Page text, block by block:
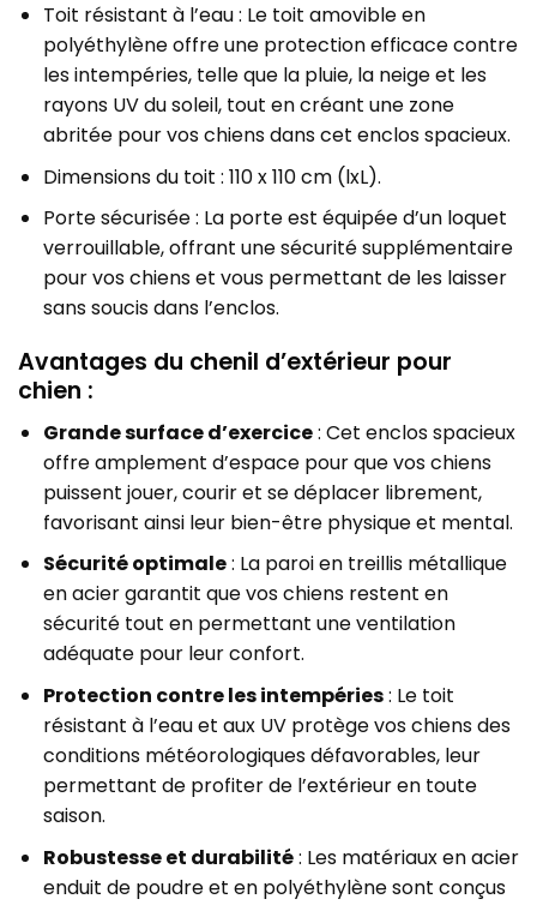
Toit résistant à l’eau : Le toit amovible en
polyéthylène offre une protection efficace contre
les intempéries, telle que la pluie, la neige et les
rayons UV du soleil, tout en créant une zone
abritée pour vos chiens dans cet enclos spacieux.
Dimensions du toit : 110 x 110 cm (lxL).
Porte sécurisée : La porte est équipée d’un loquet
verrouillable, offrant une sécurité supplémentaire
pour vos chiens et vous permettant de les laisser
sans soucis dans l’enclos.
Avantages du chenil d’extérieur pour
chien :
Grande surface d’exercice: Cet enclos spacieux
offre amplement d’espace pour que vos chiens
puissent jouer, courir et se déplacer librement,
favorisant ainsi leur bien-être physique et mental.
Sécurité optimale: La paroi en treillis métallique
en acier garantit que vos chiens restent en
sécurité tout en permettant une ventilation
adéquate pour leur confort.
Protection contre les intempéries: Le toit
résistant à l’eau et aux UV protège vos chiens des
conditions météorologiques défavorables, leur
permettant de profiter de l’extérieur en toute
saison.
Robustesse et durabilité: Les matériaux en acier
enduit de poudre et en polyéthylène sont conçus